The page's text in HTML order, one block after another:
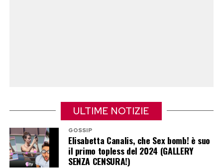
Servito in un grande piatto bianco, sembra
uscito direttamente dalla cucina di un resort sul
Mediterraneo.
ULTIME NOTIZIE
GOSSIP
Elisabetta Canalis, che Sex bomb! è suo
il primo topless del 2024 (GALLERY
SENZA CENSURA!)